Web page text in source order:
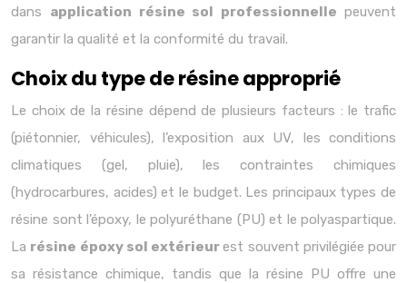
dans application résine sol professionnellepeuvent
garantir la qualité et la conformité du travail.
Choix du type de résine approprié
Le choix de la résine dépend de plusieurs facteurs : le trafic
(piétonnier, véhicules), l’exposition aux UV, les conditions
climatiques (gel, pluie), les contraintes chimiques
(hydrocarbures, acides) et le budget. Les principaux types de
résine sont l’époxy, le polyuréthane (PU) et le polyaspartique.
La résine époxy sol extérieurest souvent privilégiée pour
sa résistance chimique, tandis que la résine PU offre une